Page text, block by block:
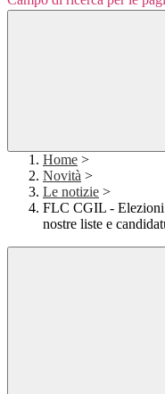
Home >
Novità >
Le notizie >
FLC CGIL - Elezioni
nostre liste e